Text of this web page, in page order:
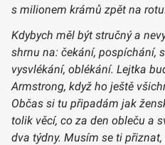
s milionem krámů zpět na
Kdybych měl být stručný a
shrnu na: čekání, pospíchání,
vysvlékání, oblékání. Lejtka
Armstrong, když ho ještě
Občas si tu připadám jak
tolik věcí, co za den obleču a
dva týdny. Musím se ti